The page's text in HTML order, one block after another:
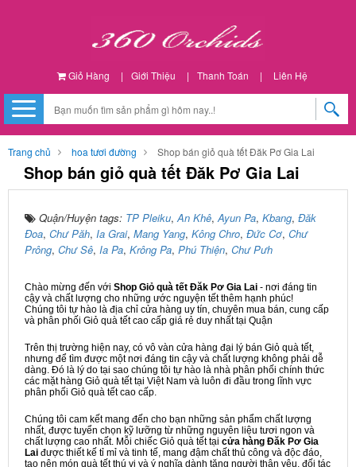
Giỏ Hàng | Giới Thiệu | Thanh Toán | Liên Hệ
Trang chủ hoa tươi đường Shop bán giỏ quà tết Đăk Pơ Gia Lai
Shop bán giỏ quà tết Đăk Pơ Gia Lai
Quận/Huyện tags: TP Pleiku,An Khê,Ayun Pa, Kbang, Đăk
Đoa, Chư Păh, Ia Grai, Mang Yang, Kông Chro, Đức Cơ, Chư
Prông, Chư Sê, Ia Pa, Krông Pa, Phú Thiện, Chư Pưh
Chào mừng đến với Shop Giỏ quà tết Đăk Pơ Gia Lai - nơi đáng tin
cậy và chất lượng cho những ước nguyện tết thêm hạnh phúc!
Chúng tôi tự hào là địa chỉ cửa hàng uy tín, chuyên mua bán, cung cấp
và phân phối Giỏ quà tết cao cấp giá rẻ duy nhất tại Quận
Trên thị trường hiện nay, có vô vàn cửa hàng đại lý bán Giỏ quà tết,
nhưng để tìm được một nơi đáng tin cậy và chất lượng không phải dễ
dàng. Đó là lý do tại sao chúng tôi tự hào là nhà phân phối chính thức
các mặt hàng Giỏ quà tết tại Việt Nam và luôn đi đầu trong lĩnh vực
phân phối Giỏ quà tết cao cấp.
Chúng tôi cam kết mang đến cho bạn những sản phẩm chất lượng
nhất, được tuyển chọn kỹ lưỡng từ những nguyên liệu tươi ngon và
chất lượng cao nhất. Mỗi chiếc Giỏ quà tết tại cửa hàng Đăk Pơ Gia
Lai được thiết kế tỉ mỉ và tinh tế, mang đậm chất thủ công và độc đáo,
tạo nên món quà tết thú vị và ý nghĩa dành tặng người thân yêu, đối tác